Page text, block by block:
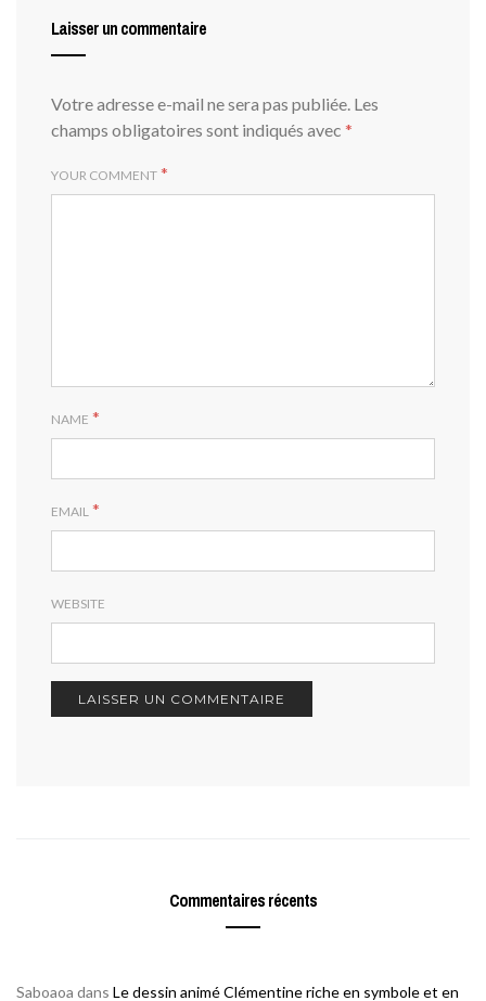
Laisser un commentaire
Votre adresse e-mail ne sera pas publiée. Les
champs obligatoires sont indiqués avec *
YOUR COMMENT *
NAME *
EMAIL *
WEBSITE
Commentaires récents
Saboaoa dans Le dessin animé Clémentine riche en symbole et en